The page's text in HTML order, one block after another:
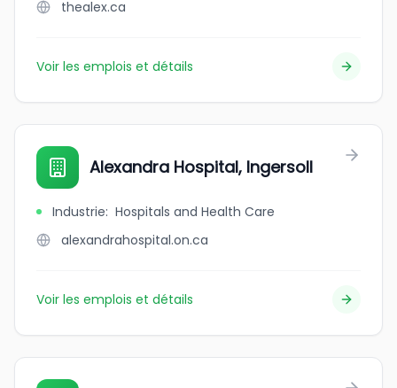
thealex.ca
Voir les emplois et détails
Alexandra Hospital, Ingersoll
Industrie: Hospitals and Health Care
alexandrahospital.on.ca
Voir les emplois et détails